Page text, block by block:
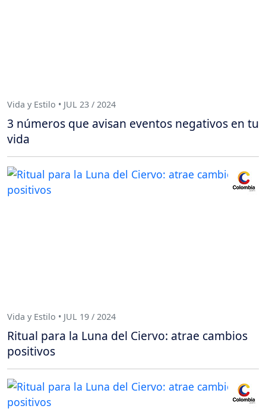
Vida y Estilo • JUL 23 / 2024
3 números que avisan eventos negativos en tu
vida
Vida y Estilo • JUL 19 / 2024
Ritual para la Luna del Ciervo: atrae cambios
positivos